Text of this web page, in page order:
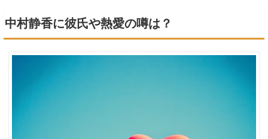
中村静香に彼氏や熱愛の噂は？